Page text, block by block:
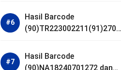
Hasil Barcode
(90)TR223002211(91)2701
Hasil Barcode
(90)NA18240701272 dan